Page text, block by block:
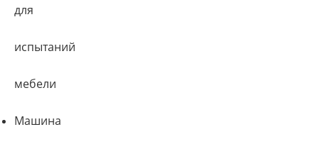
для
испытаний
мебели
Машина